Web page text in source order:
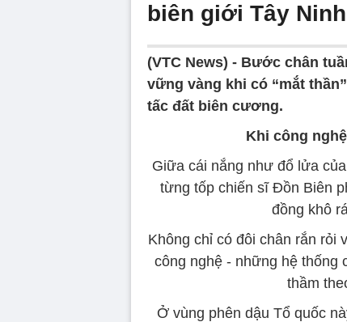
biên giới Tây Ninh
(VTC News) - Bước chân
vững vàng khi có “mắt
tấc đất biên cương.
Khi công
Giữa cái nắng như đổ lửa
từng tốp chiến sĩ Đồn Biên
đồng khô
Không chỉ có đôi chân rắn rỏi
công nghệ - những hệ thống
thầm
Ở vùng phên dậu Tổ quốc